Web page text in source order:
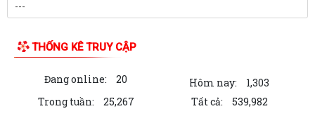
NGÀY THƯƠNG BINH - LIỆT SĨ
(27/7/1947 - 27/7/2026).
THƯỜNG TRỰC ĐẢNG ỦY PHƯỜNG LÊ ĐẠI HÀNH THĂM, TẶNG QUÀ
NGƯỜI CÓ CÔNG NHÂN DỊP KỶ NIỆM 79 NĂM NGÀY...
THỐNG KÊ TRUY CẬP
Đang online: 20 Hôm nay:
1,303
Trong tuần:
25,267 Tất cả: 539,982